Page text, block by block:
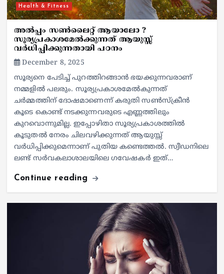
Health & Fitness
അൽപ്പം സൺലൈറ്റ് ആയാലോ ?
സൂര്യപ്രകാശമേൽക്കുന്നത് ആയുസ്സ്
വർധിപ്പിക്കുന്നതായി പഠനം
December 8, 2025
സൂര്യനെ പേടിച്ച് പുറത്തിറങ്ങാൻ ഭയക്കുന്നവരാണ്
നമ്മളിൽ പലരും. സൂര്യപ്രകാശമേൽകുന്നത്
ചർമ്മത്തിന് ദോഷമാണെന്ന് കരുതി സൺസ്‌ക്രീൻ
കൂടെ കൊണ്ട് നടക്കുന്നവരുടെ എണ്ണത്തിലും
കുറവൊന്നുമില്ല. ഇപ്പോഴിതാ സൂര്യപ്രകാശത്തിൽ
കൂടുതൽ നേരം ചിലവഴിക്കുന്നത് ആയുസ്സ്
വർധിപ്പിക്കുമെന്നാണ് പുതിയ കണ്ടെത്തൽ. സ്വീഡനിലെ
ലണ്ട് സർവകലാശാലയിലെ ഗവേഷകർ ഇത്…
Continue reading